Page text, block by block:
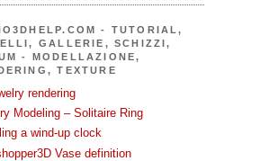
- TUTORIAL,
GALLERIE, SCHIZZI,
- MODELLAZIONE,
TEXTURE
rendering
Modeling – Solitaire Ring
a wind-up clock
Vase definition